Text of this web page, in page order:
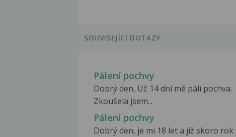
SOUVISEJÍCÍ DOTAZY
Pálení pochvy
Dobrý den, Už 14 dní mě pálí pochva.
Zkoušela jsem...
Pálení pochvy
Dobrý den, je mi 18 let a již skoro rok